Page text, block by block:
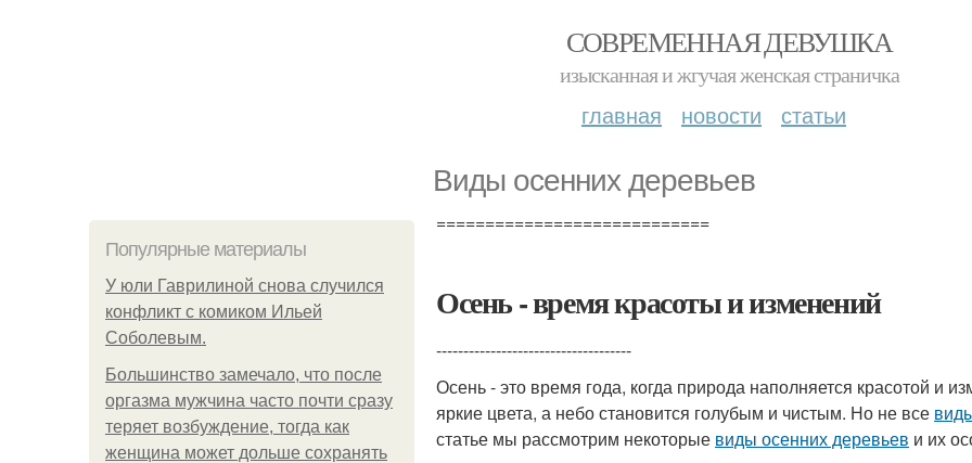
СОВРЕМЕННАЯ ДЕВУШКА
изысканная и жгучая женская страничка
главная новости статьи
Виды осенних деревьев
Популярные материалы
У юли Гаврилиной снова случился
конфликт с комиком Ильей
Соболевым.
Большинство замечало, что после
оргазма мужчина часто почти сразу
теряет возбуждение, тогда как
женщина может дольше сохранять
============================
Осень - время красоты и изменений
------------------------------------
Осень - это время года, когда природа наполняется красотой и
яркие цвета, а небо становится голубым и чистым. Но не все
статье мы рассмотрим некоторые виды осенних деревьев и их